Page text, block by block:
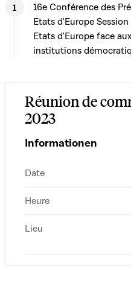
16e Conférence des
Etats d'Europe
Etats d'Europe face
institutions
Réunion de
2023
Informationen
Date
Heure
Lieu